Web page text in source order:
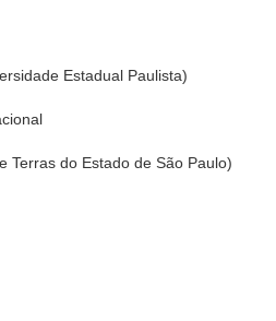
Estadual Paulista)
Terras do Estado de São Paulo)